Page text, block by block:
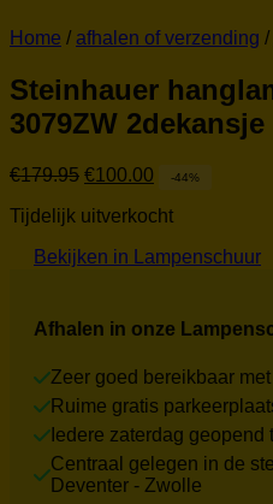
Home / afhalen of verzending /
Steinhauer
3079ZW 2dekansje
€179.95 Oorspronkelijke
was:
€100.00 Huidige
is:
-44%
Tijdelijk uitverkocht
Bekijken in Lampenschuur
Afhalen in onze
Zeer goed bereikbaar
Ruime gratis
Iedere zaterdag
Centraal gelegen in de
Deventer - Zwolle